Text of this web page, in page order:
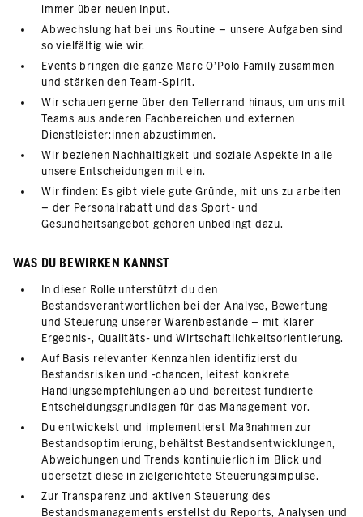
immer über neuen Input.
Abwechslung hat bei uns Routine – unsere Aufgaben sind
so vielfältig wie wir.
Events bringen die ganze Marc O’Polo Family zusammen
und stärken den Team-Spirit.
Wir schauen gerne über den Tellerrand hinaus, um uns mit
Teams aus anderen Fachbereichen und externen
Dienstleister:innen abzustimmen.
Wir beziehen Nachhaltigkeit und soziale Aspekte in alle
unsere Entscheidungen mit ein.
Wir finden: Es gibt viele gute Gründe, mit uns zu arbeiten
– der Personalrabatt und das Sport- und
Gesundheitsangebot gehören unbedingt dazu.
WAS DU BEWIRKEN KANNST
In dieser Rolle unterstützt du den
Bestandsverantwortlichen bei der Analyse, Bewertung
und Steuerung unserer Warenbestände – mit klarer
Ergebnis-, Qualitäts- und Wirtschaftlichkeitsorientierung.
Auf Basis relevanter Kennzahlen identifizierst du
Bestandsrisiken und -chancen, leitest konkrete
Handlungsempfehlungen ab und bereitest fundierte
Entscheidungsgrundlagen für das Management vor.
Du entwickelst und implementierst Maßnahmen zur
Bestandsoptimierung, behältst Bestandsentwicklungen,
Abweichungen und Trends kontinuierlich im Blick und
übersetzt diese in zielgerichtete Steuerungsimpulse.
Zur Transparenz und aktiven Steuerung des
Bestandsmanagements erstellst du Reports, Analysen und